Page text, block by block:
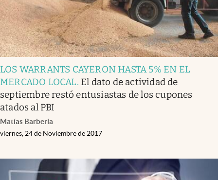
LOS WARRANTS CAYERON HASTA 5% EN EL
MERCADO LOCAL. El dato de actividad de
septiembre restó entusiastas de los cupones
atados al PBI
Matías Barbería
viernes, 24 de Noviembre de 2017